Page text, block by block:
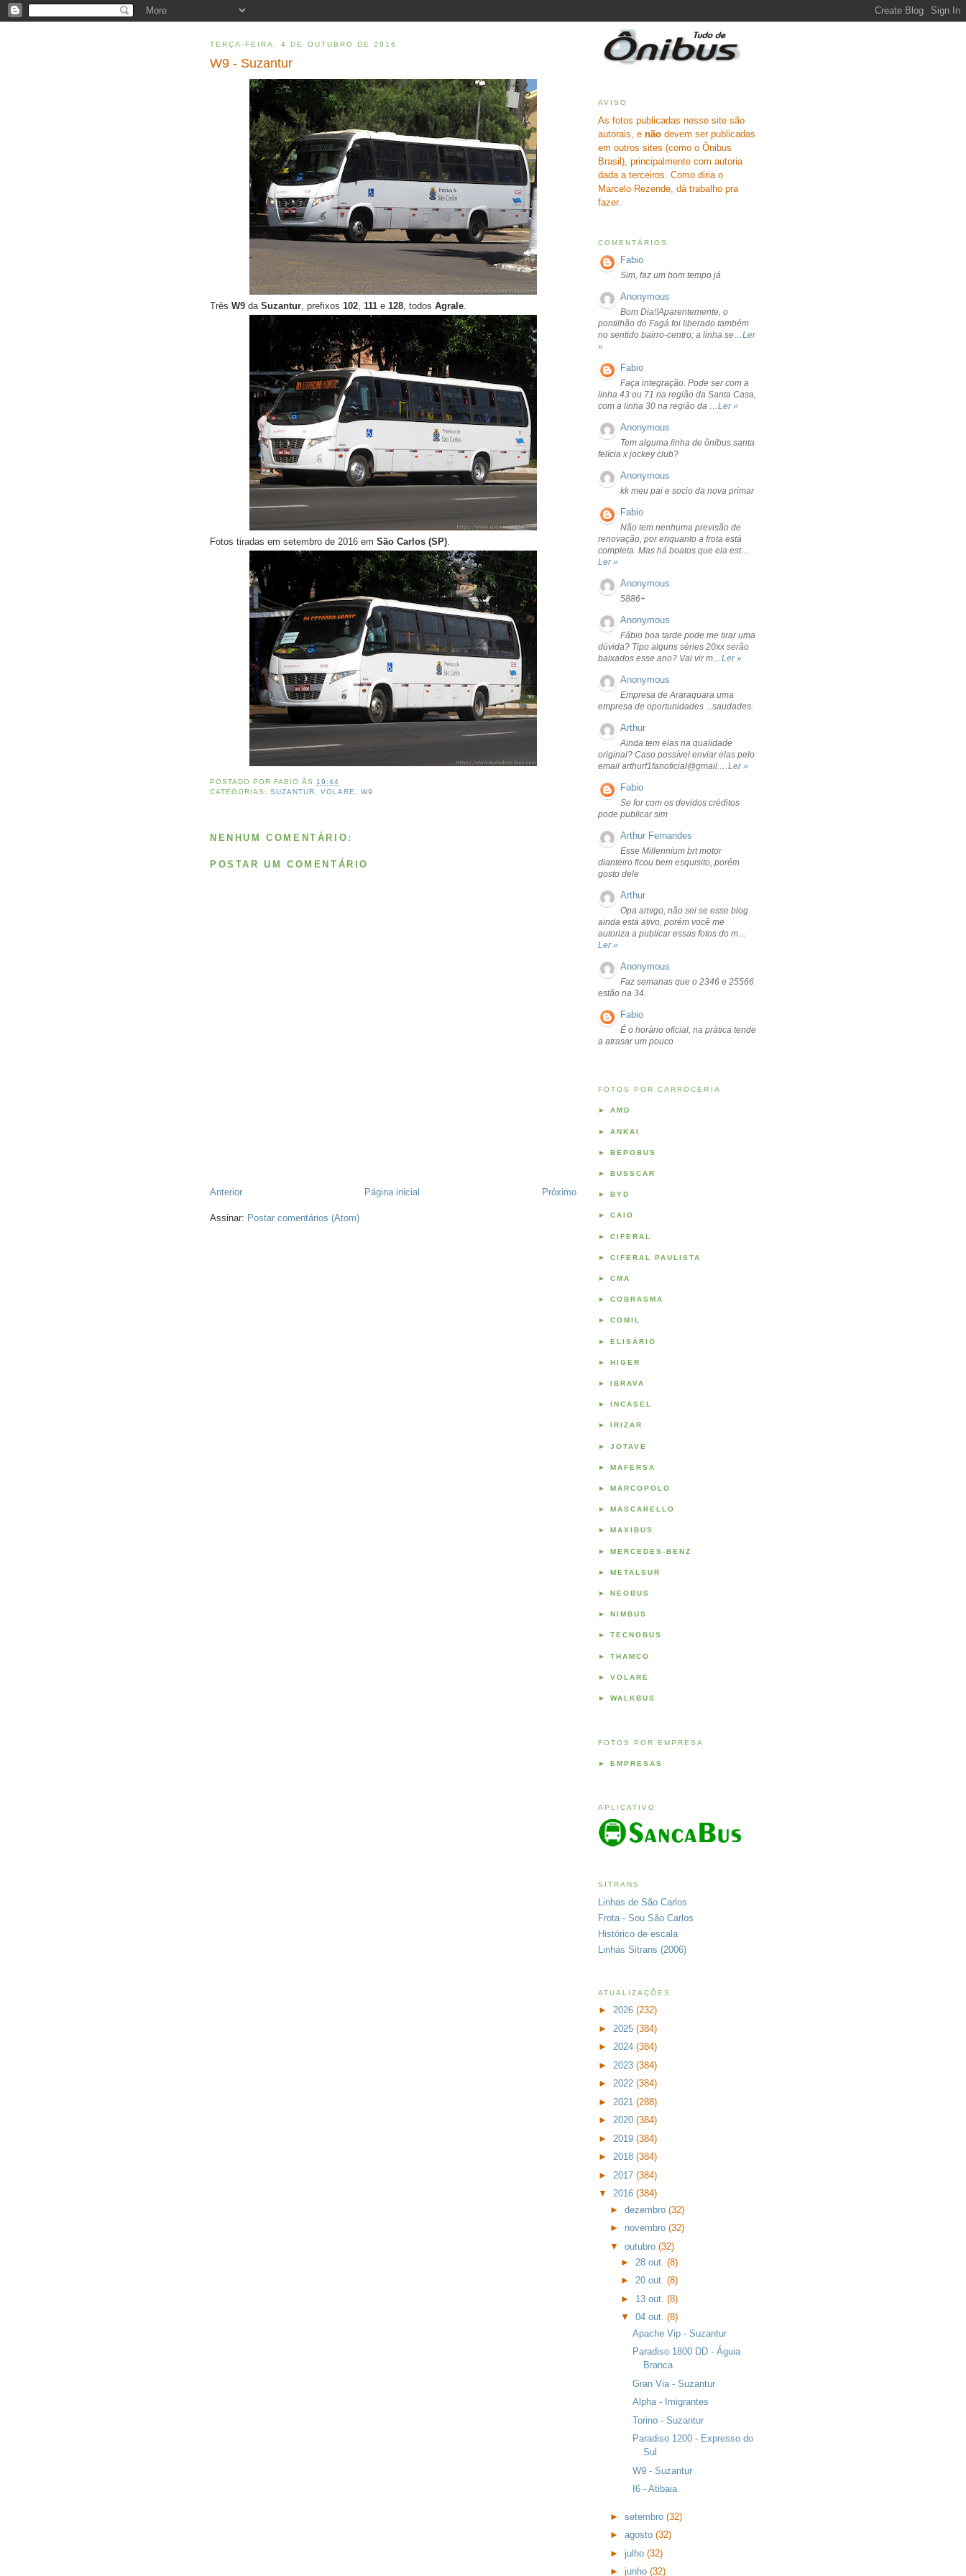
TERÇA-FEIRA, 4 DE OUTUBRO DE 2016
W9 - Suzantur
Três W9 da Suzantur , prefixos 102 111 e 128 , todos Agrale
Fotos tiradas em setembro de 2016 em São Carlos (SP)
POSTADO PORFABIO ÀS19:44
CATEGORIAS:SUZANTUR,VOLARE,W9
NENHUM COMENTÁRIO:
POSTAR UM COMENTÁRIO
Anterior Próximo
Página inicial
Assinar: Postar comentários (Atom)
AVISO
As fotos publicadas nesse site são
autorais, e não devem ser publicadas
em outros sites (como o Ônibus
Brasil), principalmente com autoria
dada a terceiros. Como diria o
Marcelo Rezende, dá trabalho pra
fazer.
COMENTÁRIOS
Fabio
Sim, faz um bom tempo já
Anonymous
Bom Dia!!Aparentemente, o
pontilhão do Fagá foi liberado também
no sentido bairro-centro; a linha se…Ler
»
Fabio
Faça integração. Pode ser com a
linha 43 ou 71 na região da Santa Casa,
com a linha 30 na região da …Ler »
Anonymous
Tem alguma linha de ônibus santa
felícia x jockey club?
Anonymous
kk meu pai e socio da nova primar
Fabio
Não tem nenhuma previsão de
renovação, por enquanto a frota está
completa. Mas há boatos que ela est…
Ler »
Anonymous
5886+
Anonymous
Fábio boa tarde pode me tirar uma
dúvida? Tipo alguns séries 20xx serão
baixados esse ano? Vai vir m…Ler »
Anonymous
Empresa de Araraquara uma
empresa de oportunidades ...saudades.
Arthur
Ainda tem elas na qualidade
original? Caso possível enviar elas pelo
email arthurf1fanoficial@gmail.…Ler »
Fabio
Se for com os devidos créditos
pode publicar sim
Arthur Fernandes
Esse Millennium brt motor
dianteiro ficou bem esquisito, porém
gosto dele
Arthur
Opa amigo, não sei se esse blog
ainda está ativo, porém você me
autoriza a publicar essas fotos do m…
Ler »
Anonymous
Faz semanas que o 2346 e 25566
estão na 34.
Fabio
É o horário oficial, na prática tende
a atrasar um pouco
FOTOS POR CARROCERIA
► AMD
► ANKAI
► BEPOBUS
► BUSSCAR
► BYD
► CAIO
► CIFERAL
► CIFERAL PAULISTA
► CMA
► COBRASMA
► COMIL
► ELISÁRIO
► HIGER
► IBRAVA
► INCASEL
► IRIZAR
► JOTAVE
► MAFERSA
► MARCOPOLO
► MASCARELLO
► MAXIBUS
► MERCEDES-BENZ
► METALSUR
► NEOBUS
► NIMBUS
► TECNOBUS
► THAMCO
► VOLARE
► WALKBUS
FOTOS POR EMPRESA
► EMPRESAS
APLICATIVO
SITRANS
Linhas de São Carlos
Frota - Sou São Carlos
Histórico de escala
Linhas Sitrans (2006)
ATUALIZAÇÕES
► 2026 (232)
► 2025 (384)
► 2024 (384)
► 2023 (384)
► 2022 (384)
► 2021 (288)
► 2020 (384)
► 2019 (384)
► 2018 (384)
► 2017 (384)
▼ 2016 (384)
► dezembro (32)
► novembro (32)
▼ outubro (32)
► 28 out.(8)
►20 out.(8)
► 13 out.(8)
▼04 out.(8)
Apache Vip - Suzantur
Paradiso 1800 DD - Águia
Branca
Gran Via - Suzantur
Alpha - Imigrantes
Torino - Suzantur
Paradiso 1200 - Expresso do
Sul
W9 - Suzantur
I6 - Atibaia
► setembro (32)
► agosto (32)
► julho (32)
► junho (32)